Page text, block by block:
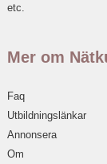
etc.
Mer om
Faq
Utbildningslänkar
Annonsera
Om